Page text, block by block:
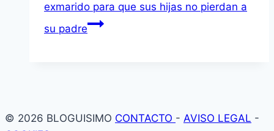
exmarido para que sus hijas no pierdan a
su padre
© 2026 BLOGUISIMO CONTACTO - AVISO LEGAL -